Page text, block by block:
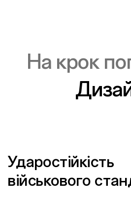
На крок
Ударостійкість
військового